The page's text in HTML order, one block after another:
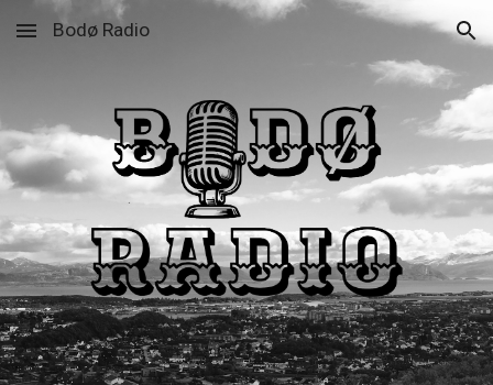
Skip to main content Skip to navigation
Bodø Radio